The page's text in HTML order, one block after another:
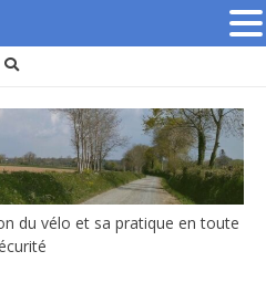
du vélo et sa pratique en toute